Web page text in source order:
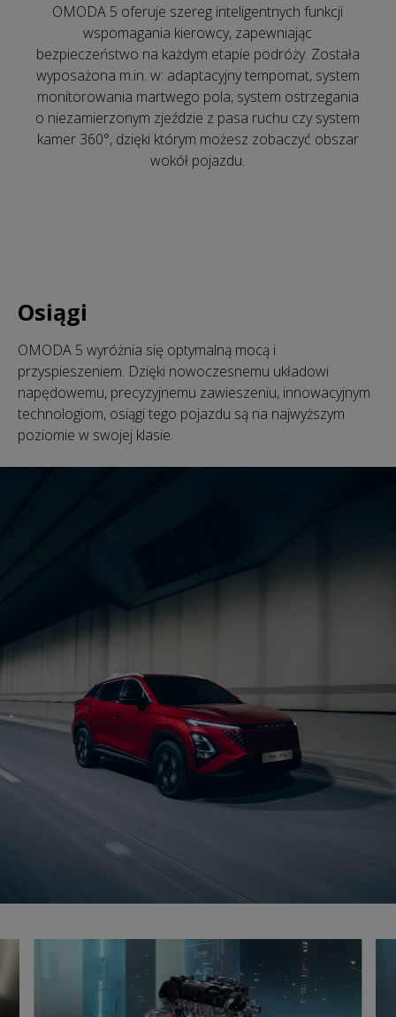
OMODA 5 oferuje szereg inteligentnych funkcji
wspomagania kierowcy, zapewniając
bezpieczeństwo na każdym etapie podróży. Została
wyposażona m.in. w: adaptacyjny tempomat, system
monitorowania martwego pola, system ostrzegania
o niezamierzonym zjeździe z pasa ruchu czy system
kamer 360°, dzięki którym możesz zobaczyć obszar
wokół pojazdu.
Osiągi
OMODA 5 wyróżnia się optymalną mocą i
przyspieszeniem. Dzięki nowoczesnemu układowi
napędowemu, precyzyjnemu zawieszeniu, innowacyjnym
technologiom, osiągi tego pojazdu są na najwyższym
poziomie w swojej klasie.